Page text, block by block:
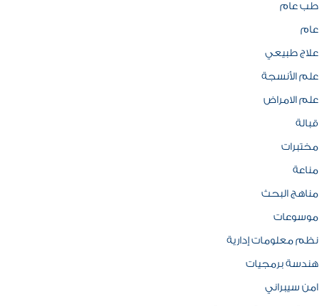
طب عام
عام
علاج طبيعي
علم الأنسجة
علم الامراض
قبالة
مختبرات
مناعة
مناهج البحث
موسوعات
نظم معلومات إدارية
هندسة برمجيات
امن سيبراني